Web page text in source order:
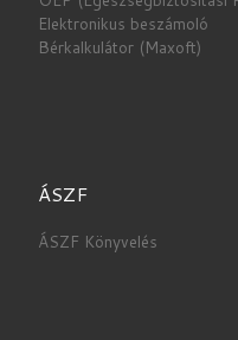
Elektronikus beszámoló
Bérkalkulátor (Maxoft)
ÁSZF
ÁSZF Könyvelés